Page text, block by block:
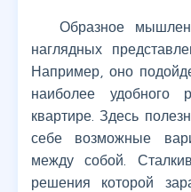
Образное
наглядных
Например, оно
наиболее удобного
квартире. Здесь
себе возможные
между собой.
решения которой